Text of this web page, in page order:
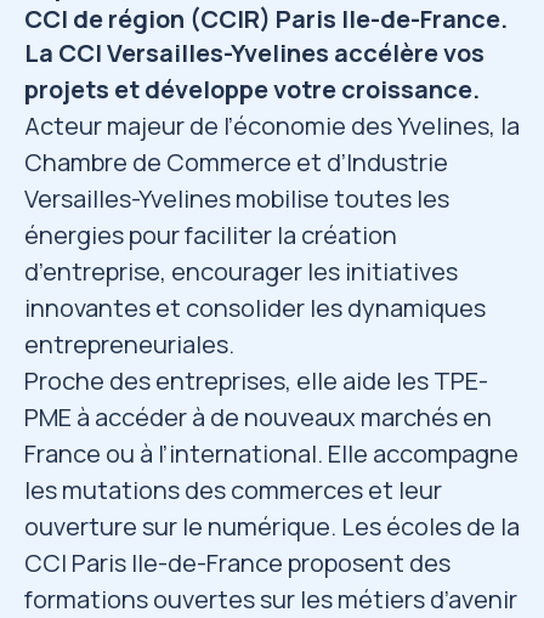
CCI de région (CCIR) Paris Ile-de-France.
La CCI Versailles-Yvelines accélère vos
projets et développe votre croissance.
Acteur majeur de l’économie des Yvelines, la
Chambre de Commerce et d’Industrie
Versailles-Yvelines mobilise toutes les
énergies pour faciliter la création
d’entreprise, encourager les initiatives
innovantes et consolider les dynamiques
entrepreneuriales.
Proche des entreprises, elle aide les TPE-
PME à accéder à de nouveaux marchés en
France ou à l’international. Elle accompagne
les mutations des commerces et leur
ouverture sur le numérique. Les écoles de la
CCI Paris Ile-de-France proposent des
formations ouvertes sur les métiers d’avenir